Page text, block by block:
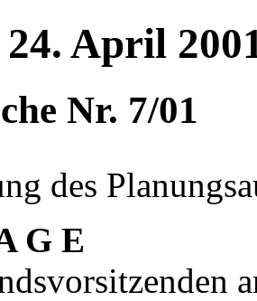
April
Nr. 7/01
des
G E